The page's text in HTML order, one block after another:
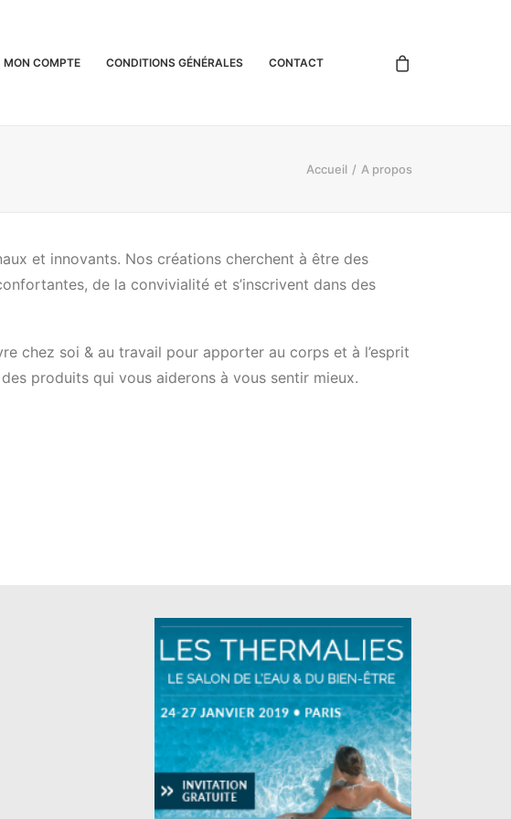
MON COMPTE CONDITIONS GÉNÉRALES CONTACT
Accueil A propos
et innovants. Nos créations cherchent à être des
de la convivialité et s’inscrivent dans des
chez soi & au travail pour apporter au corps et à l’esprit
produits qui vous aiderons à vous sentir mieux.